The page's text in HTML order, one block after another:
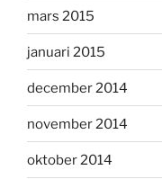
mars 2015
januari 2015
december 2014
november 2014
oktober 2014